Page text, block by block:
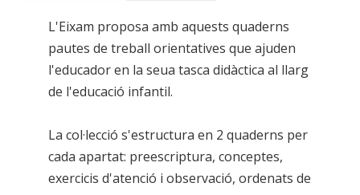
L'Eixam proposa amb aquests quaderns
pautes de treball orientatives que ajuden
l'educador en la seua tasca didàctica al llarg
de l'educació infantil.
La col·lecció s'estructura en 2 quaderns per
cada apartat: preescriptura, conceptes,
exercicis d'atenció i observació, ordenats de